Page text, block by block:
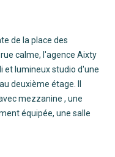
de la place des
calme, l'agence Aixty
et lumineux studio d'une
deuxième étage. Il
mezzanine , une
équipée, une salle